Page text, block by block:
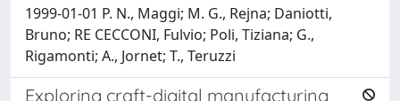
1999-01-01 P. N., Maggi; M. G., Rejna; Daniotti,
Bruno; RE CECCONI, Fulvio; Poli, Tiziana; G.,
Rigamonti; A., Jornet; T., Teruzzi
Exploring craft-digital manufacturing